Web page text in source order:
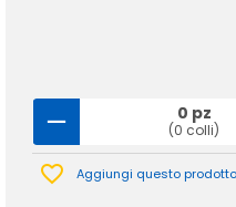
0 pz
(0 colli)
Aggiungi questo